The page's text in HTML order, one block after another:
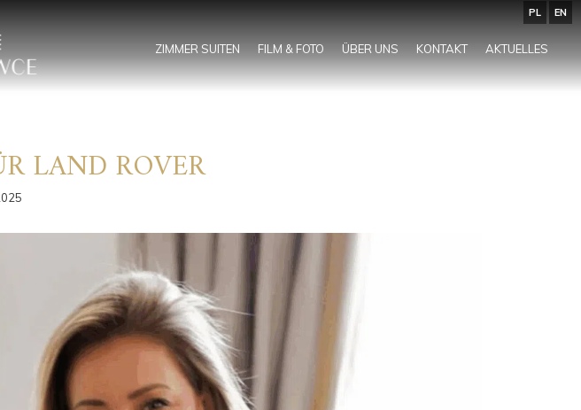
PL EN
ZIMMER SUITEN FILM & FOTO ÜBER UNS KONTAKT AKTUELLES
LAND ROVER